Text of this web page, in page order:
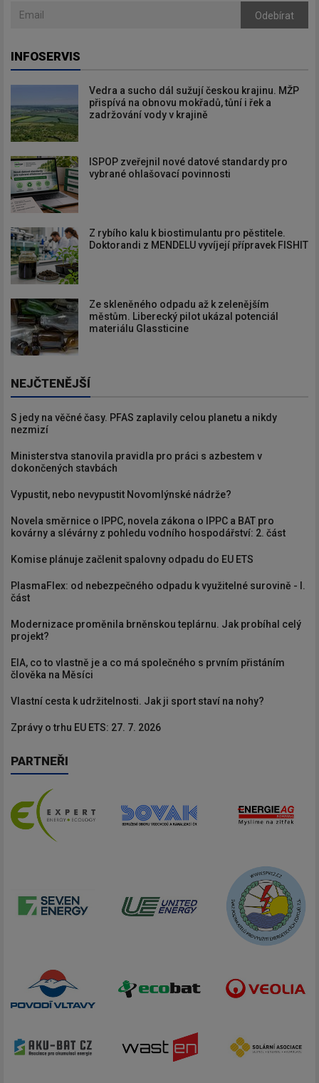
Odebírat
INFOSERVIS
Vedra a sucho dál sužují českou krajinu. MŽP
přispívá na obnovu mokřadů, tůní i řek a
zadržování vody v krajině
ISPOP zveřejnil nové datové standardy pro
vybrané ohlašovací povinnosti
Z rybího kalu k biostimulantu pro pěstitele.
Doktorandi z MENDELU vyvíjejí přípravek FISHIT
Ze skleněného odpadu až k zelenějším
městům. Liberecký pilot ukázal potenciál
materiálu Glassticine
NEJČTENĚJŠÍ
S jedy na věčné časy. PFAS zaplavily celou planetu a nikdy
nezmizí
Ministerstva stanovila pravidla pro práci s azbestem v
dokončených stavbách
Vypustit, nebo nevypustit Novomlýnské nádrže?
Novela směrnice o IPPC, novela zákona o IPPC a BAT pro
kovárny a slévárny z pohledu vodního hospodářství: 2. část
Komise plánuje začlenit spalovny odpadu do EU ETS
PlasmaFlex: od nebezpečného odpadu k využitelné surovině - I.
část
Modernizace proměnila brněnskou teplárnu. Jak probíhal celý
projekt?
EIA, co to vlastně je a co má společného s prvním přistáním
člověka na Měsíci
Vlastní cesta k udržitelnosti. Jak ji sport staví na nohy?
Zprávy o trhu EU ETS: 27. 7. 2026
PARTNEŘI